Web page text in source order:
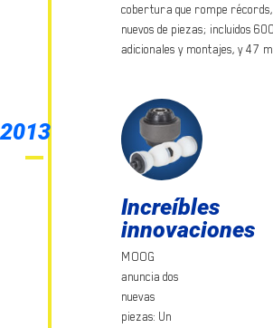
cobertura que rompe
nuevos de piezas; incluidos
adicionales y montajes, y 47
2013
Increíbles
innovaciones
MOOG
anuncia dos
nuevas
piezas: Un